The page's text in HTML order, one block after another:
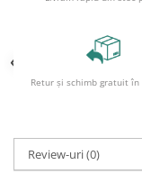
Truse geometrie
Socotitori și
numărat
Ghiozdane școlare
Retur și schimb gratuit în
Review-uri(0)